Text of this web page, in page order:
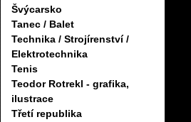
Švýcarsko
Tanec / Balet
Technika / Strojírenství /
Elektrotechnika
Tenis
Teodor Rotrekl - grafika,
ilustrace
Třetí republika